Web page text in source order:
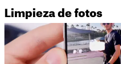
Limpieza de fotos